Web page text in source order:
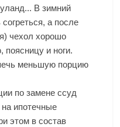
В зимний
а после
чехол хорошо
поясницу и ноги.
меньшую порцию
по замене ссуд
на ипотечные
этом в состав